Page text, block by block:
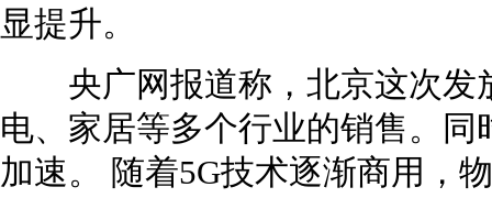
显提升。
央广网报道称，北京这次发
电、家居等多个行业的销售。
加速。 随着5G技术逐渐商用，